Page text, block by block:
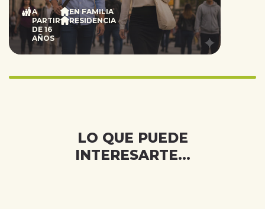
A
PARTIR
DE 16
AÑOS
EN FAMILIA
RESIDENCIA
Infinity%
LO QUE PUEDE
INTERESARTE...